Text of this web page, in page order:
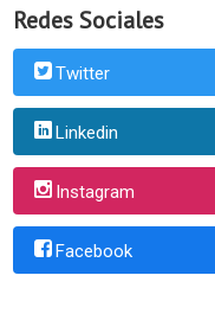
Redes Sociales
Twitter
Linkedin
Instagram
Facebook